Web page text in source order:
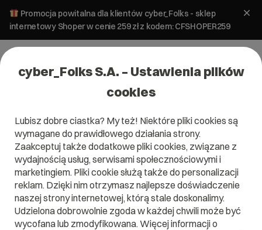
Promocja powitalna dla klientów cyber_Folks - sklep
internetowy Shoper w cenie 259 zł z kodem: CFSHOPER259
Domena .pl od 0 zł!
Szukaj domeny
Wpisz swoją wymarzoną nazwę domeny i naciśnij przycisk
Znajdź
cyber_Folks S.A. – Ustawienia plików
cookies
Lubisz dobre ciastka? My też! Niektóre pliki cookies są
wymagane do prawidłowego działania strony.
Zaakceptuj także dodatkowe pliki cookies, związane z
wydajnością usług, serwisami społecznościowymi i
marketingiem. Pliki cookie służą także do personalizacji
reklam. Dzięki nim otrzymasz najlepsze doświadczenie
naszej strony internetowej, którą stale doskonalimy.
Udzielona dobrowolnie zgoda w każdej chwili może być
wycofana lub zmodyfikowana. Więcej informacji o